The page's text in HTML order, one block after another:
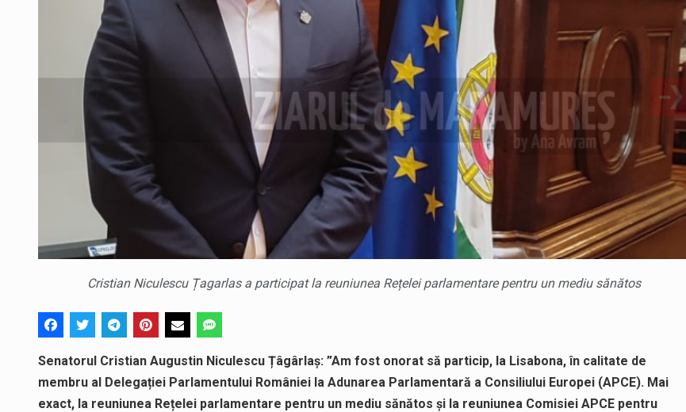
Cristian Niculescu Țagarlas a participat la reuniunea Rețelei parlamentare pentru un mediu sănătos
Senatorul Cristian Augustin Niculescu Țâgârlaș: ”Am fost onorat să particip, la Lisabona, în calitate de
membru al Delegației Parlamentului României la Adunarea Parlamentară a Consiliului Europei (APCE). Mai
exact, la reuniunea Rețelei parlamentare pentru un mediu sănătos și la reuniunea Comisiei APCE pentru